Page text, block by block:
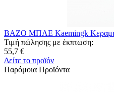
ΒΑΖΟ ΜΠΛΕ Kaemingk
Τιμή πώλησης με έκπτωση:
55,7 €
Δείτε το προϊόν
Παρόμοια Προϊόντα